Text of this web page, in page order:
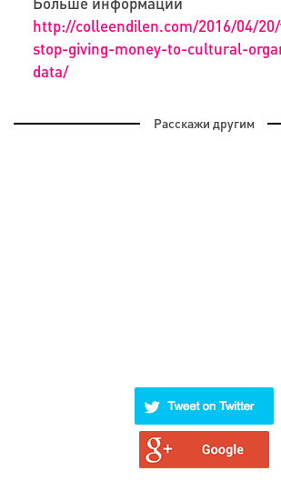
http://colleendilen.com/2016/04/20/
stop-giving-money-to-cultural-
data/
Расскажи другим